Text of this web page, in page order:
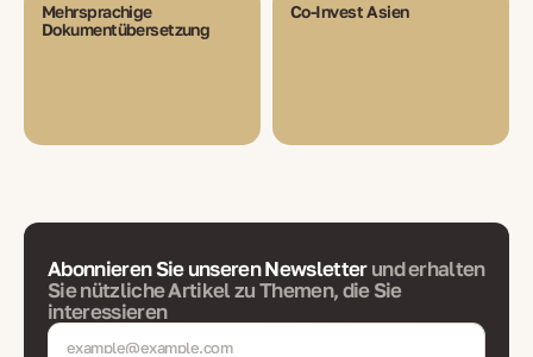
Mehrsprachige
Dokumentübersetzung
Co-Invest Asien
Abonnieren Sie unseren Newsletterund erhalten
Sie nützliche Artikel zu Themen, die Sie
interessieren